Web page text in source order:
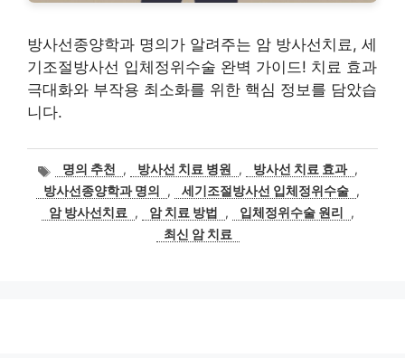
방사선종양학과 명의가 알려주는 암 방사선치료, 세
기조절방사선 입체정위수술 완벽 가이드! 치료 효과
극대화와 부작용 최소화를 위한 핵심 정보를 담았습
니다.
태
그
명의 추천 , 방사선 치료 병원 , 방사선 치료 효과 ,
방사선종양학과 명의
, 세기조절방사선 입체정위수술 ,
암 방사선치료
, 암 치료 방법 , 입체정위수술 원리
,
최신 암 치료